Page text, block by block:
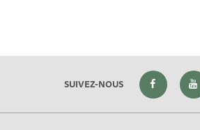
SUIVEZ-NOUS